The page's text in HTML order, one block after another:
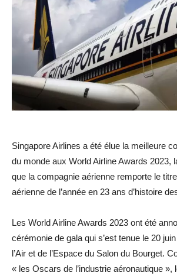
Singapore Airlines a été élue la meilleure
du monde aux World Airline Awards 2023,
que la compagnie aérienne remporte le
aérienne de l’année en 23 ans d’histoire
Les World Airline Awards 2023 ont été
cérémonie de gala qui s’est tenue le 20
l’Air et de l’Espace du Salon du Bourget.
« les Oscars de l’industrie aéronautique »,